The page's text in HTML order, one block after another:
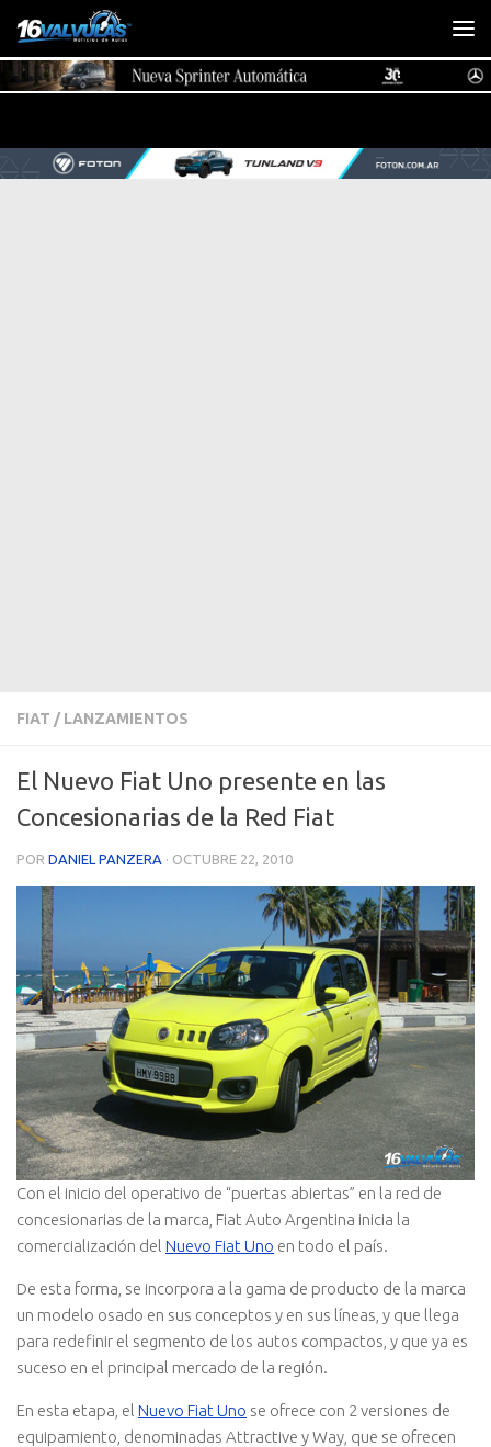
Saltar al contenido
FIAT / LANZAMIENTOS
El Nuevo Fiat Uno presente en las
Concesionarias de la Red Fiat
POR DANIEL PANZERA · OCTUBRE 22, 2010
Con el inicio del operativo de “puertas abiertas” en la red de
concesionarias de la marca, Fiat Auto Argentina inicia la
comercialización del Nuevo Fiat Uno en todo el país.
De esta forma, se incorpora a la gama de producto de la marca
un modelo osado en sus conceptos y en sus líneas, y que llega
para redefinir el segmento de los autos compactos, y que ya es
suceso en el principal mercado de la región.
En esta etapa, el Nuevo Fiat Uno se ofrece con 2 versiones de
equipamiento, denominadas Attractive y Way, que se ofrecen